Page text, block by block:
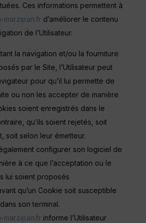
Ces informations permettent à
marzipan.frd’améliorer le contenu
de l’Utilisateur.
la navigation et/ou la fourniture
par le Site, l’Utilisateur peut
pour qu’il lui permette de
ou non les accepter de manière
soient enregistrés dans le
qu’ils soient rejetés, soit
soit selon leur émetteur.
configurer son logiciel de
à ce que l’acceptation ou le
lui soient proposés
qu’un Cookie soit susceptible
son terminal.
marzipan.frinforme l’Utilisateur